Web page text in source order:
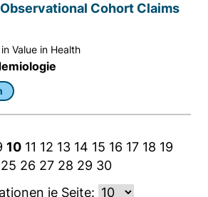
Cohort Claims
Value in Health
10 11 12 13 14 15 16 17 18 19
25 26 27 28 29 30
je Seite: